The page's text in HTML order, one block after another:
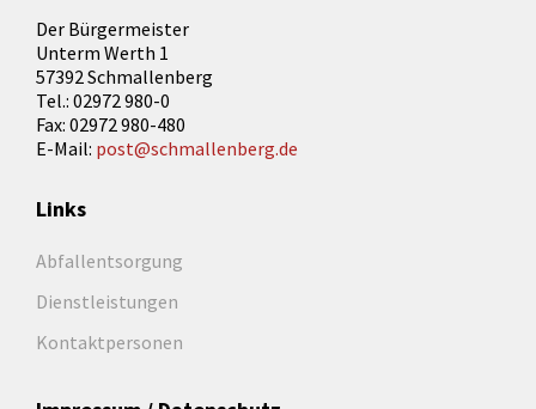
Der Bürgermeister
Unterm Werth 1
57392 Schmallenberg
Tel.: 02972 980-0
Fax: 02972 980-480
E-Mail: post@schmallenberg.de
Links
Abfallentsorgung
Dienstleistungen
Kontaktpersonen